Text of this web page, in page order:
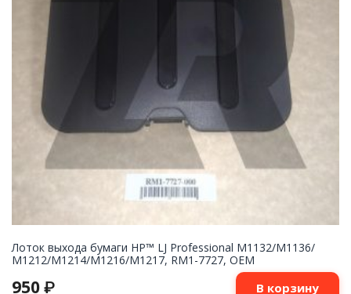
Лоток выхода бумаги HP™ LJ Professional M1132/M1136/
M1212/M1214/M1216/M1217, RM1-7727, OEM
950 ₽ В корзину